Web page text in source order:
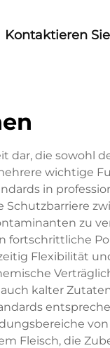
Kontaktieren
die sowohl
wichtige
in
zu
fortschrittliche
Flexibilität
kalter
Fleisch, die